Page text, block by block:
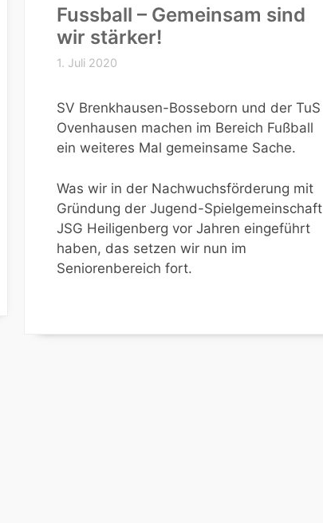
Fussball – Gemeinsam sind
wir stärker!
1. Juli 2020
SV Brenkhausen-Bosseborn und der TuS
Ovenhausen machen im Bereich Fußball
ein weiteres Mal gemeinsame Sache.
Was wir in der Nachwuchsförderung mit
Gründung der Jugend-Spielgemeinschaft
JSG Heiligenberg vor Jahren eingeführt
haben, das setzen wir nun im
Seniorenbereich fort.